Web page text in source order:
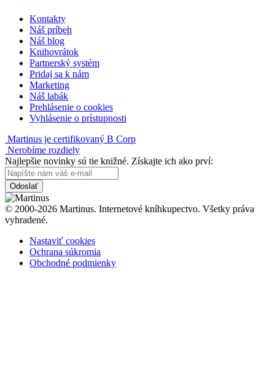
Kontakty
Náš príbeh
Náš blog
Knihovrátok
Partnerský systém
Pridaj sa k nám
Marketing
Náš labák
Prehlásenie o cookies
Vyhlásenie o prístupnosti
Martinus je certifikovaný B Corp
Nerobíme rozdiely
Najlepšie novinky sú tie knižné. Získajte ich ako prví:
Odoslať
© 2000-2026 Martinus. Internetové kníhkupectvo. Všetky práva
vyhradené.
Nastaviť cookies
Ochrana súkromia
Obchodné podmienky